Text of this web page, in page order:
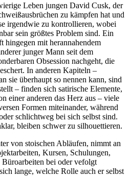
Leben jungen David Cusk, der
zu kämpfen hat und
irgendwie zu kontrollieren, wobei
sein größtes Problem sind. Ein
hingegen mit herannahendem
junger Mann seit dem
Obsession nachgeht, die
In anderen Kapiteln –
sie überhaupt so nennen kann, sind
– finden sich satirische Elemente,
einer anderen das Herz aus – viele
Formen miteinander, während
schlichtweg bei sich selbst sind.
bleiben schwer zu silhouettieren.
von stoischen Abläufen, nimmt an
Kursen, Schulungen,
bei oder vefolgt
lange, welche Rolle auch er selbst